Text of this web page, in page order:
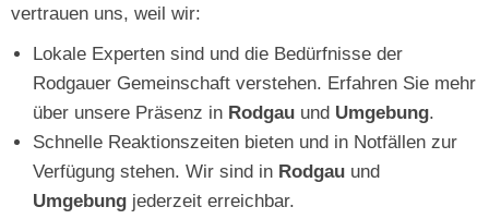
vertrauen uns, weil wir:
Lokale Experten sind und die Bedürfnisse der
Rodgauer Gemeinschaft verstehen. Erfahren Sie mehr
über unsere Präsenz in Rodgau und Umgebung.
Schnelle Reaktionszeiten bieten und in Notfällen zur
Verfügung stehen. Wir sind in Rodgau und
Umgebung jederzeit erreichbar.